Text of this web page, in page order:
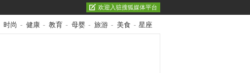
欢迎入驻搜狐媒体平台
时尚 - 健康 - 教育 - 母婴 - 旅游 - 美食 - 星座